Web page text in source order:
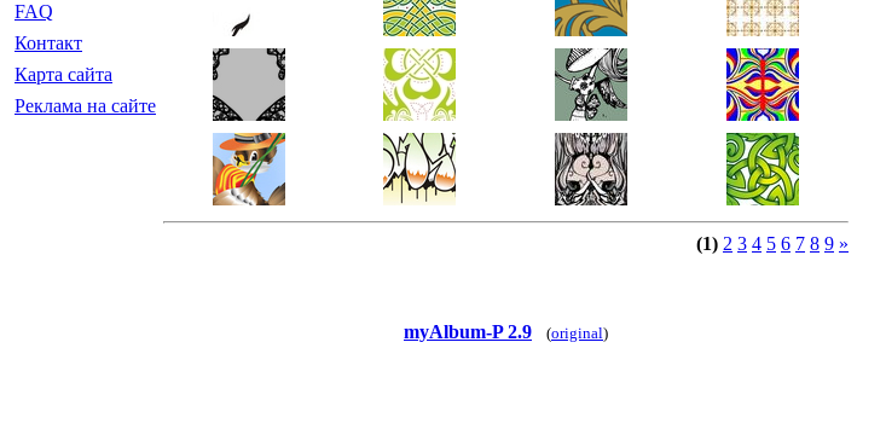
FAQ
Контакт
Карта сайта
Реклама на сайте
(1) 2 3 4 5 6 7 8 9 »
myAlbum-P 2.9 (original)